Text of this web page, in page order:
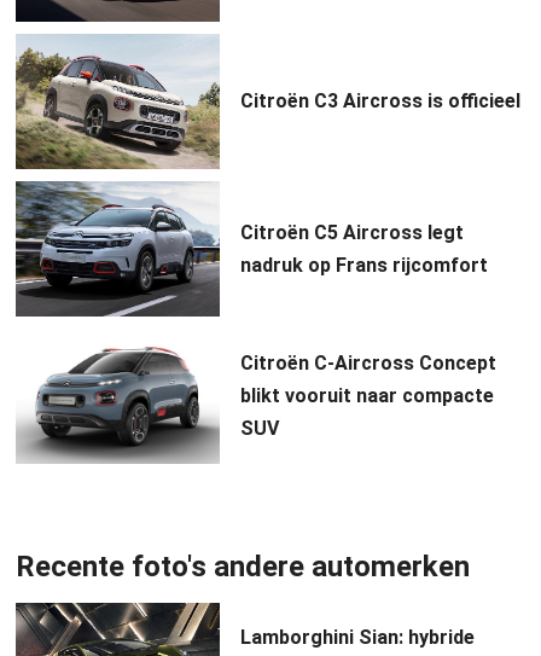
Citroën C3 Aircross is officieel
Citroën C5 Aircross legt
nadruk op Frans rijcomfort
Citroën C-Aircross Concept
blikt vooruit naar compacte
SUV
Recente foto's andere automerken
Lamborghini Sian: hybride